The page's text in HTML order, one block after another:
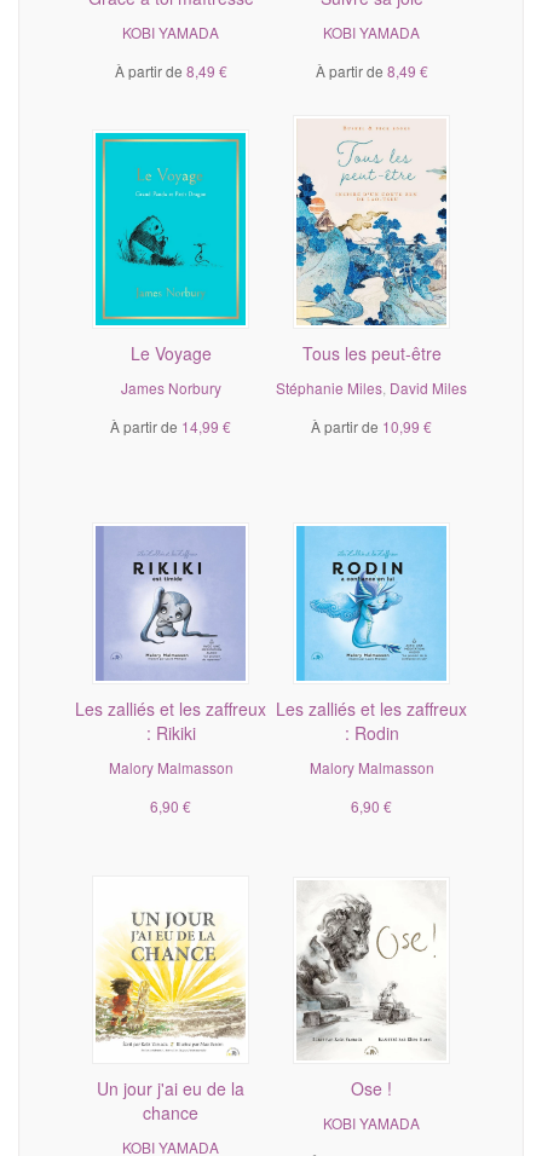
KOBI YAMADA
À partir de 8,49 €
KOBI YAMADA
À partir de 8,49 €
Le Voyage
James Norbury
À partir de 14,99 €
Tous les peut-être
Stéphanie Miles David Miles
À partir de 10,99 €
Les zalliés et les zaffreux
: Rikiki
Malory Malmasson
6,90 €
Les zalliés et les zaffreux
: Rodin
Malory Malmasson
6,90 €
Un jour j'ai eu de la
chance
KOBI YAMADA
Ose !
KOBI YAMADA